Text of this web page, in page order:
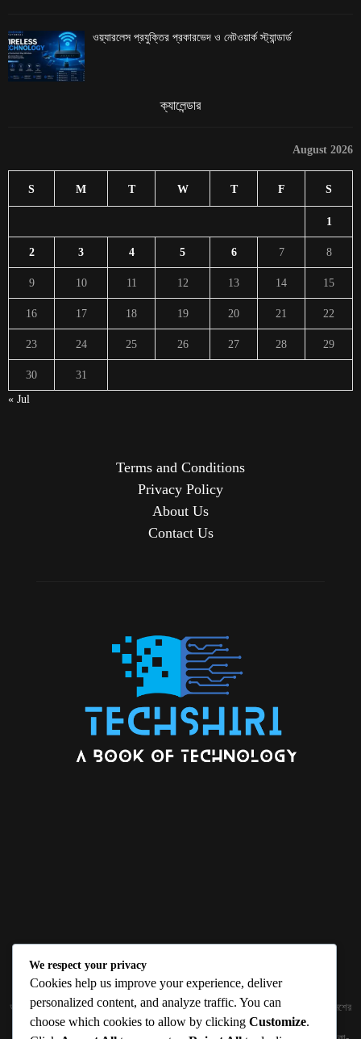
ওয়্যারলেস প্রযুক্তির প্রকারভেদ ও নেটওয়ার্ক স্ট্যান্ডার্ড
ক্যালেন্ডার
August 2026
S M T W T F S
1
2 3 4 5 6 7 8
9 10 11 12 13 14 15
16 17 18 19 20 21 22
23 24 25 26 27 28 29
30
31
« Jul
Terms and Conditions
Privacy Policy
About Us
Contact Us
ABOUT US
জ্ঞান বিজ্ঞানের উৎকর্ষ আমাদের প্রভাবিত করে। আলোকিত করে। সেই আলো কে ধারণ কর দেশ ও বিদেশের
তথ্যপ্রযুক্তির অতিসাম্প্রতিক খবরাখবর পাঠকের হাতের মুঠোয় দিতে চায় টেকসিঁড়ি ডট কম।
We respect your privacy
Cookies help us improve your experience, deliver
personalized content, and analyze traffic. You can
choose which cookies to allow by clicking Customize.